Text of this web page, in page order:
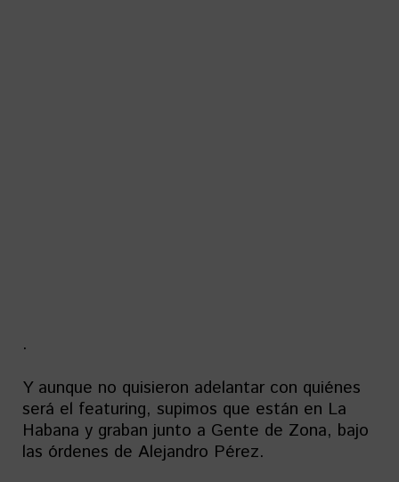
.
Y aunque no quisieron adelantar con quiénes
será el featuring, supimos que están en La
Habana y graban junto a Gente de Zona, bajo
las órdenes de Alejandro Pérez.